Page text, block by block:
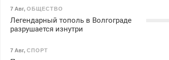
7 Авг, ОБЩЕСТВО
Легендарный тополь в Волгограде
разрушается изнутри
7 Авг, СПОРТ